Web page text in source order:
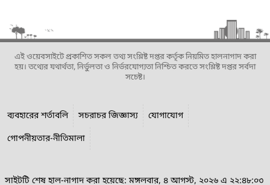
এই ওয়েবসাইটে প্রকাশিত সকল তথ্য সংশ্লিষ্ট দপ্তর কর্তৃক নিয়মিত হালনাগাদ করা
হয়। তথ্যের যথার্থতা, নির্ভুলতা ও নির্ভরযোগ্যতা নিশ্চিত করতে সংশ্লিষ্ট দপ্তর সর্বদা
সচেষ্ট।
ব্যবহারের শর্তাবলি সচরাচর জিজ্ঞাস্য
যোগাযোগ
গোপনীয়তার-নীতিমালা
সাইটটি শেষ হাল-নাগাদ করা হয়েছে: মঙ্গলবার, ৪ আগস্ট, ২০২৬ এ ২২:৪৮:০৩